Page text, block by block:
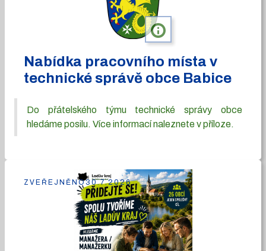
info
Nabídka pracovního místa v
technické správě obce Babice
Do přátelského týmu technické správy obce
hledáme posilu. Více informací naleznete v příloze.
ZVEŘEJNĚNO30.7.2026